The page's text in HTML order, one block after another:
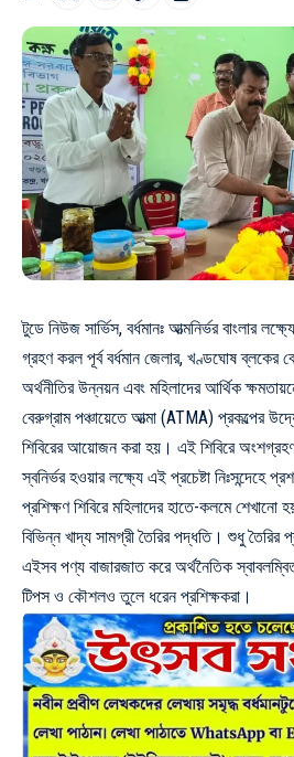
টুডে নিউজ সার্ভিস, বর্ধমানঃ আত্মনির্ভর বাংলার
গ্রহণ করল পূর্ব বর্ধমান জেলার, খণ্ডঘোষ ব্লকের
অর্থনীতির উন্নয়ন এবং মহিলাদের আর্থিক
বেরুগ্রাম পঞ্চায়েতে আত্মা (ATMA) প্রকল্পের
শিবিরের আয়োজন করা হয়। এই শিবিরে
স্বনির্ভর হওয়ার লক্ষ্যে এই প্রচেষ্টা নিঃসন্দেহে
প্রশিক্ষণ শিবিরে মহিলাদের হাতে-কলমে
বিভিন্ন খাদ্য সামগ্রী তৈরির পদ্ধতি। শুধু তৈরির
এইসব পণ্য বাজারজাত করে অর্থনৈতিক
টিপস ও কৌশলও তুলে ধরেন প্রশিক্ষকরা।